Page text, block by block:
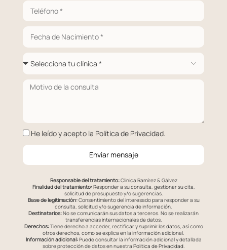
He leído y acepto la Política de Privacidad.
Enviar mensaje
Responsable del tratamiento:Clínica Ramírez & Gálvez
Finalidad del tratamiento:Responder a su consulta, gestionar su cita,
solicitud de presupuesto y/o sugerencias.
Base de legitimación:Consentimiento del interesado para responder a su
consulta, solicitud y/o sugerencia de información.
Destinatarios:No se comunicarán sus datos a terceros. No se realizarán
transferencias internacionales de datos.
Derechos:Tiene derecho a acceder, rectificar y suprimir los datos, así como
otros derechos, como se explica en la información adicional.
Información adicional:Puede consultar la información adicional y detallada
sobre protección de datos en nuestra Política de Privacidad.